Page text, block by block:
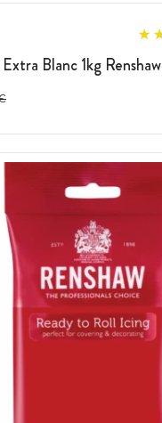
Blanc 1kg Renshaw
réduction :